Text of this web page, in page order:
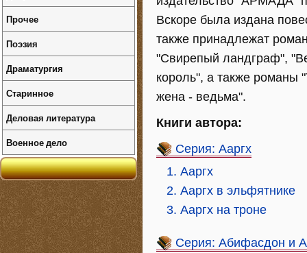
Вскоре была издана
также принадлежат
"Свирепый ландграф",
король", а также романы
жена - ведьма".
Книги автора:
Серия: Ааргх
1. Ааргх
2. Ааргх в эльфятнике
3. Ааргх на троне
Серия: Абифасдон и
Прочее
Поэзия
Драматургия
Старинное
Деловая литература
Военное дело